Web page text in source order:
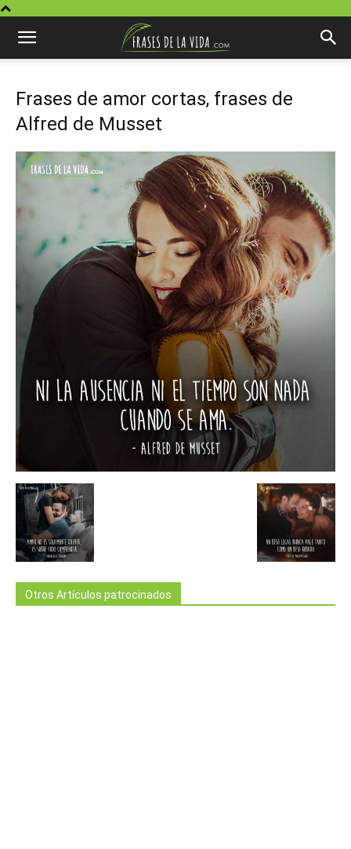
Frases de amor cortas, frases de
Alfred de Musset
Otros Artículos patrocinados